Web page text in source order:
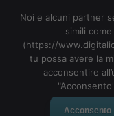
Noi e alcuni partner
simili
(https://
tu possa avere la
acconsentire
Acconsento